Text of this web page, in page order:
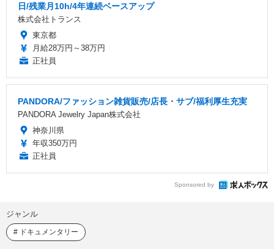
日/残業月10h/4年連続ベースアップ
株式会社トランス
東京都
月給28万円～38万円
正社員
PANDORA/ファッション雑貨販売/店長・サブ/福利厚生充実
PANDORA Jewelry Japan株式会社
神奈川県
年収350万円
正社員
Sponsored by
ジャンル
ドキュメンタリー